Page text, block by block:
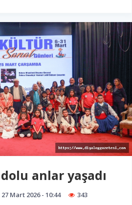
anlar yaşadı
27 Mart 2026 - 10:44 343